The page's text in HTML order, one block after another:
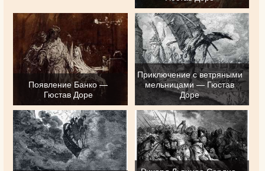
Появление Банко —
Гюстав Доре
Приключение с ветряными
мельницами — Гюстав
Доре